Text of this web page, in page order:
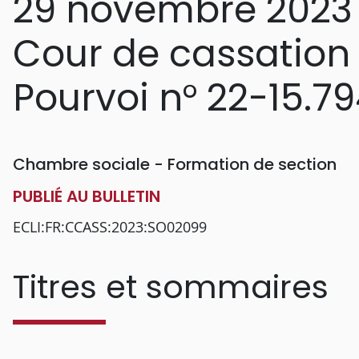
Cour de cassation
Pourvoi n° 22-
Chambre sociale - Formation de section
PUBLIÉ AU BULLETIN
ECLI:FR:CCASS:2023:SO02099
Titres et sommaires